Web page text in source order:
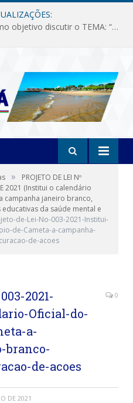
Audiência Pública que tem como objetivo discutir o TEMA: “Fornecimento de Energia Elétrica em Debate: Tarifas, Qualidade e Atendimento dos Serviços”
»
PROJETO DE LEI Nº
2021 (Institui o calendário
campanha janeiro branco,
da saúde mental e
de-Lei-No-003-2021-Institui-
de-Cameta-a-campanha-
de-acoes
2021-
Oficial-do-
a-
branco-
de-acoes
0
DE 2021